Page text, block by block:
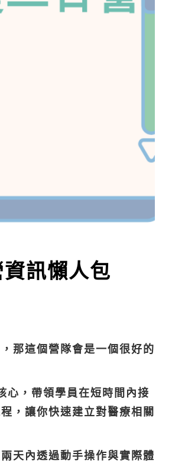
訊懶人包
那這個營隊會是一個很好的
心，帶領學員在短時間內接
，讓你快速建立對醫療相關
天內透過動手操作與實際體